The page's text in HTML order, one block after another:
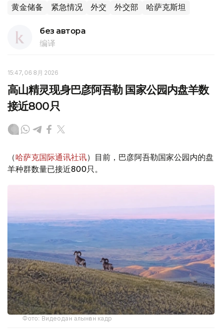
黄金储备 紧急情况 外交 外交部 哈萨克斯坦
без автора
编译
15:47, 06 8月 2026
高山精灵现身巴彦阿吾勒 国家公园内盘羊数
接近800只
（哈萨克国际通讯社讯）目前，巴彦阿吾勒国家公园内的盘
羊种群数量已接近800只。
Фото: Видеодан алынған кадр